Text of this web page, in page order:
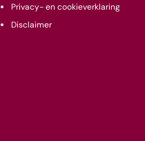
Privacy- en cookieverklaring
Disclaimer